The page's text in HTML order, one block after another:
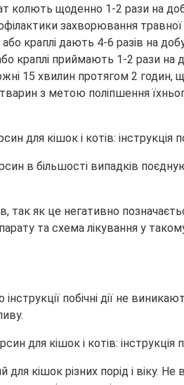
колють щоденно 1-2 рази на
захворювання
краплі дають 4-6 разів на
краплі приймають 1-2 рази
15 хвилин протягом 2 годин,
з метою поліпшення
в більшості випадків
так як це негативно
та схема лікування у
побічні дії не
кішок різних порід і віку.